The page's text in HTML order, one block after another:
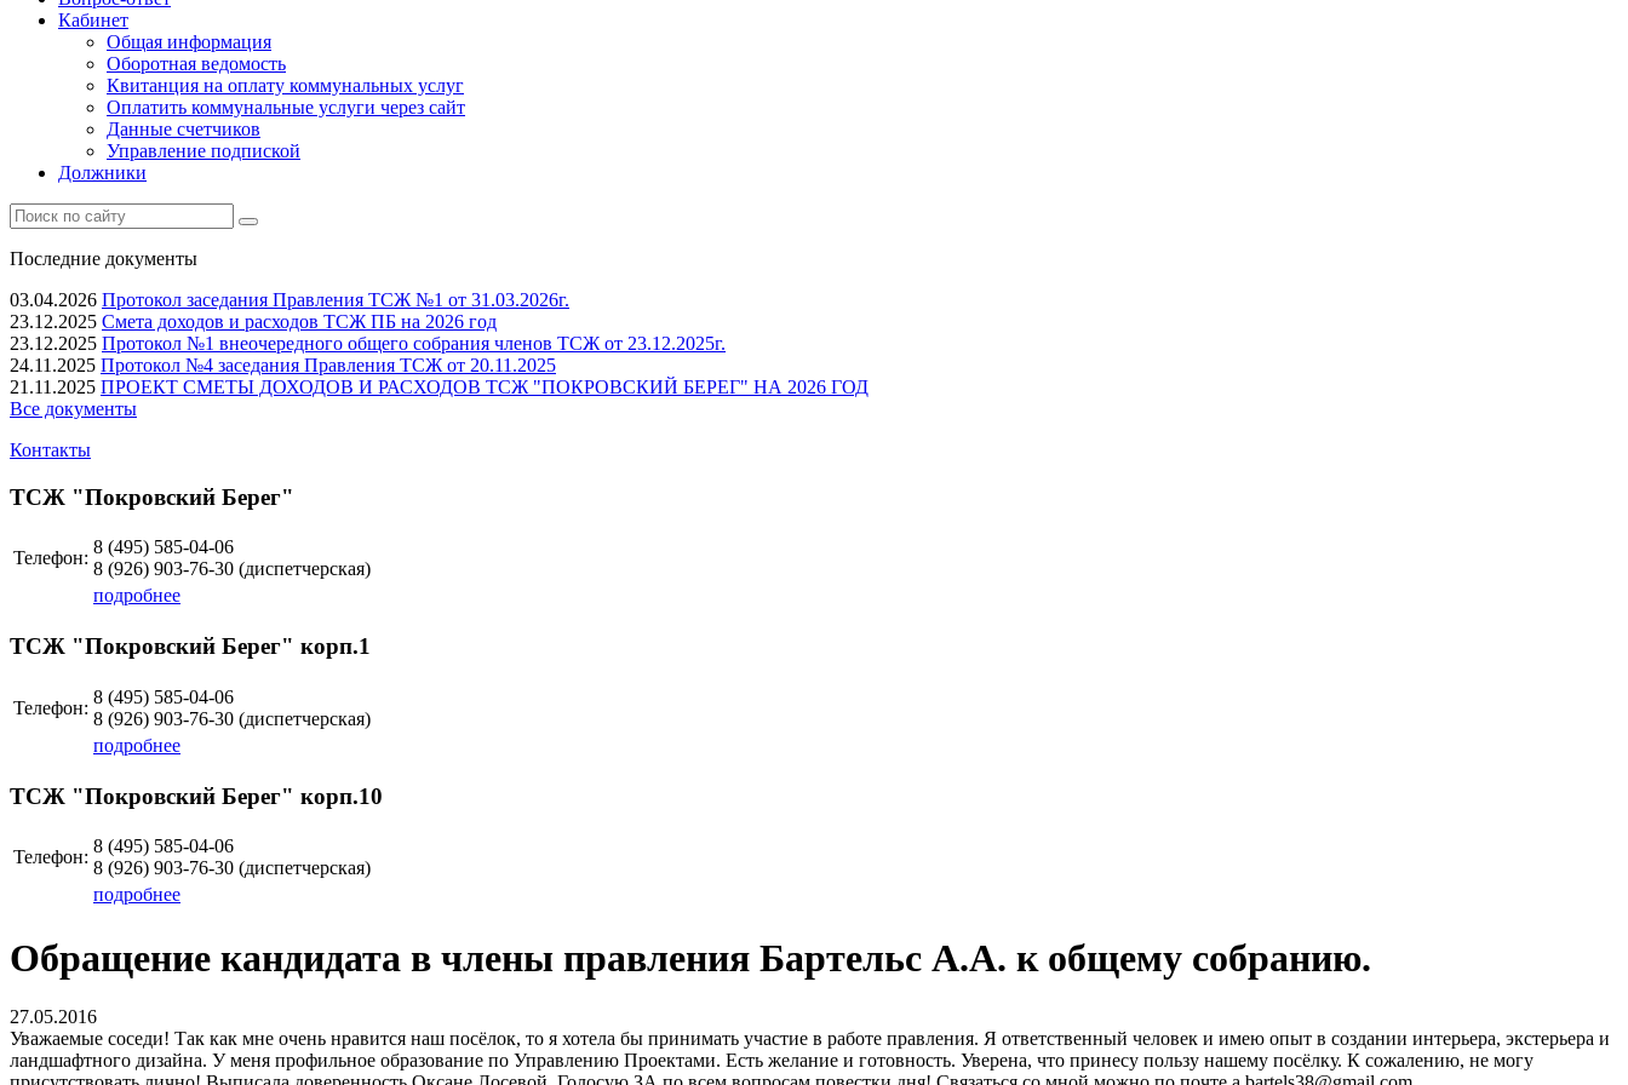
Кабинет
Общая информация
Оборотная ведомость
Квитанция на оплату коммунальных услуг
Оплатить коммунальные услуги через сайт
Данные счетчиков
Управление подпиской
Должники
Последние документы
03.04.2026 Протокол заседания Правления ТСЖ №1 от 31.03.2026г.
23.12.2025 Смета доходов и расходов ТСЖ ПБ на 2026 год
23.12.2025 Протокол №1 внеочередного общего собрания членов ТСЖ от 23.12.2025г.
24.11.2025 Протокол №4 заседания Правления ТСЖ от 20.11.2025
21.11.2025 ПРОЕКТ СМЕТЫ ДОХОДОВ И РАСХОДОВ ТСЖ "ПОКРОВСКИЙ БЕРЕГ" НА 2026 ГОД
Все документы
Контакты
ТСЖ "Покровский Берег"
Телефон:
8 (495) 585-04-06
8 (926) 903-76-30 (диспетчерская)
подробнее
ТСЖ "Покровский Берег" корп.1
Телефон:
8 (495) 585-04-06
8 (926) 903-76-30 (диспетчерская)
подробнее
ТСЖ "Покровский Берег" корп.10
Телефон:
8 (495) 585-04-06
8 (926) 903-76-30 (диспетчерская)
подробнее
Обращение кандидата в члены правления Бартельс А.А. к общему собранию.
27.05.2016
Уважаемые соседи! Так как мне очень нравится наш посёлок, то я хотела бы принимать участие в работе правления. Я ответственный человек и имею опыт в создании интерьера, экстерьера и
ландшафтного дизайна. У меня профильное образование по Управлению Проектами. Есть желание и готовность. Уверена, что принесу пользу нашему посёлку. К сожалению, не могу